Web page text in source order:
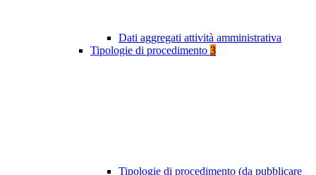
Dati aggregati attività amministrativa
Tipologie di procedimento 3
Tipologie di procedimento (da pubblicare